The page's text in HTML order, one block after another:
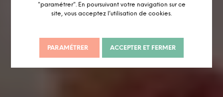
"paramétrer". En poursuivant votre navigation sur ce
site, vous acceptez l’utilisation de cookies.
PARAMÉTRER ACCEPTER ET FERMER